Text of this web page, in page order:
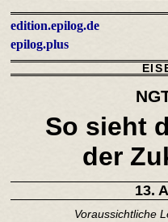
edition.epilog.de
epilog.plus
So sieht
der
13.
Voraussichtliche